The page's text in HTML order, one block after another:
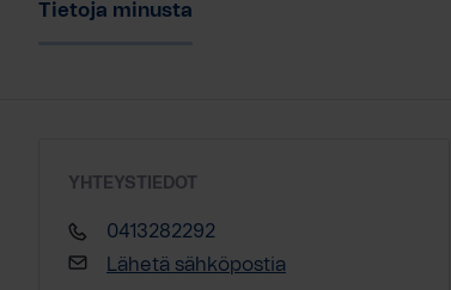
Tietoja minusta
YHTEYSTIEDOT
0413282292
Lähetä sähköpostia